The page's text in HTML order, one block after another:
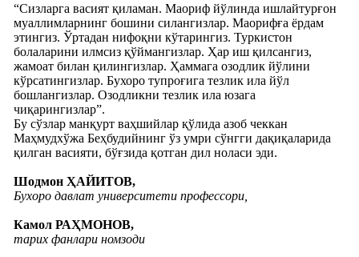
“Сизларга васият қиламан. Маориф йўлинда ишлайтурғон
муаллимларнинг бошини силангизлар. Маорифға ёрдам
этингиз. Ўртадан нифоқни кўтарингиз. Туркистон
болаларини илмсиз қўймангизлар. Ҳар иш қилсангиз,
жамоат билан қилингизлар. Ҳаммага озодлик йўлини
кўрсатингизлар. Бухоро тупроғига тезлик ила йўл
бошлангизлар. Озодликни тезлик ила юзага
чиқарингизлар”.
Бу сўзлар манқурт ваҳшийлар қўлида азоб чеккан
Маҳмудхўжа Беҳбудийнинг ўз умри сўнгги дақиқаларида
қилган васияти, бўғзида қотган дил ноласи эди.
Шодмон ҲАЙИТОВ,
Бухоро давлат университети профессори,
Камол РАҲМОНОВ,
тарих фанлари номзоди